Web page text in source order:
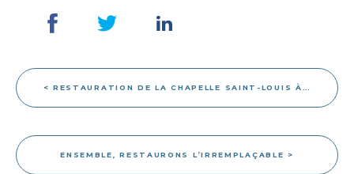
< RESTAURATION DE LA CHAPELLE SAINT-LOUIS À…
ENSEMBLE, RESTAURONS L’IRREMPLAÇABLE >